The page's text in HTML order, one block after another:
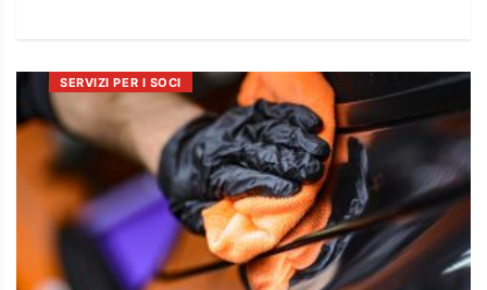
SERVIZI PER I SOCI